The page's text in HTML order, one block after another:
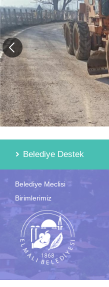
Belediye Destek
Belediye Meclisi
Birimlerimiz